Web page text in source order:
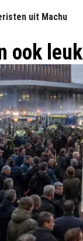
uit Machu
ook leuk